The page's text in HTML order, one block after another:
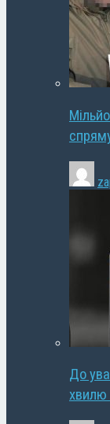
До
хвилю